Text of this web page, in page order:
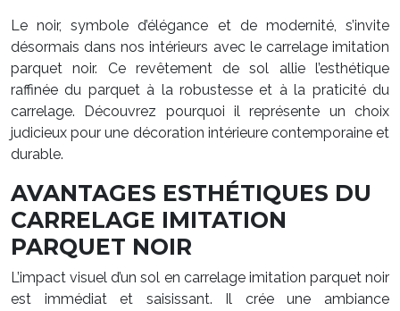
Le noir, symbole d’élégance et de modernité, s’invite
désormais dans nos intérieurs avec le carrelage imitation
parquet noir. Ce revêtement de sol allie l’esthétique
raffinée du parquet à la robustesse et à la praticité du
carrelage. Découvrez pourquoi il représente un choix
judicieux pour une décoration intérieure contemporaine et
durable.
AVANTAGES ESTHÉTIQUES DU
CARRELAGE IMITATION
PARQUET NOIR
L’impact visuel d’un sol en carrelage imitation parquet noir
est immédiat et saisissant. Il crée une ambiance